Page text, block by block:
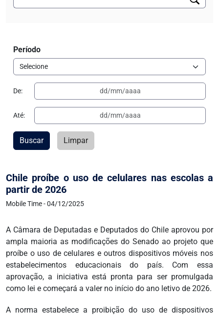
Chile proíbe o uso de celulares nas escolas a
partir de 2026
Mobile Time - 04/12/2025
A Câmara de Deputadas e Deputados do Chile aprovou por
ampla maioria as modificações do Senado ao projeto que
proíbe o uso de celulares e outros dispositivos móveis nos
estabelecimentos educacionais do país. Com essa
aprovação, a iniciativa está pronta para ser promulgada
como lei e começará a valer no início do ano letivo de 2026.
A norma estabelece a proibição do uso de dispositivos
Período
De:
Até:
Buscar Limpar